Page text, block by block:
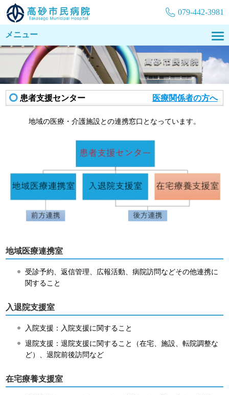
079-442-3981
メニュー
患者支援センター 医療関係者の方へ
地域の医療・介護施設との連携窓口となっています。
地域医療連携室
受診予約、返信管理、広報活動、病院訪問などその他連携に
関すること
入退院支援室
入院支援：入院支援に関すること
退院支援：退院支援に関すること（在宅、施設、転院調整な
ど）、退院前後訪問など
在宅療養支援室